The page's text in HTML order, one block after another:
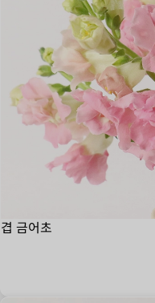
겹 금어초